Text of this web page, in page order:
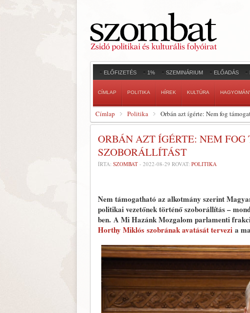
ELŐFIZETÉS 1% SZEMINÁRIUM ELŐADÁS
CÍMLAP POLITIKA HÍREK KULTÚRA
Címlap Politika Orbán azt ígérte: Nem fog
ORBÁN AZT ÍGÉRTE: NEM
SZOBORÁLLÍTÁST
ÍRTA: SZOMBAT - 2022-08-29 ROVAT: POLITIKA
Nem támogatható az alkotmány szerint
politikai vezetőnek történő szoborállítás –
ben. A Mi Hazánk Mozgalom parlamenti
Horthy Miklós szobrának avatását tervezi a